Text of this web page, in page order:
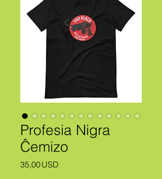
Profesia Nigra
Ĉemizo
35,00 USD